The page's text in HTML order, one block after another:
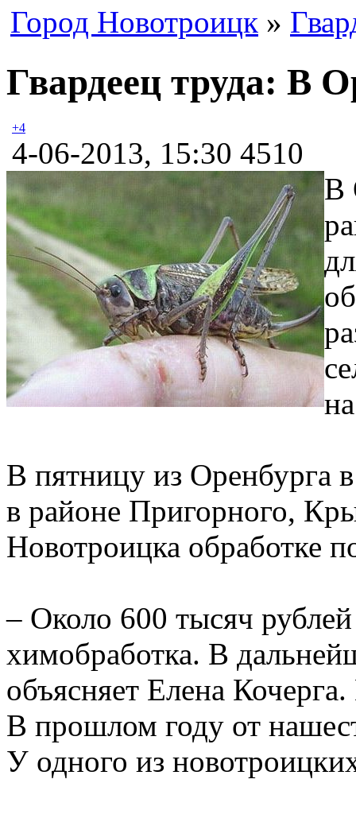
Город Новотроицк »
Гвардеец труда: В
+4
4-06-2013, 15:30 4510
В
В пятницу из Оренбурга
в районе Пригорного,
Новотроицка обработке
– Около 600 тысяч
химобработка. В
объясняет Елена
В прошлом году от
У одного из